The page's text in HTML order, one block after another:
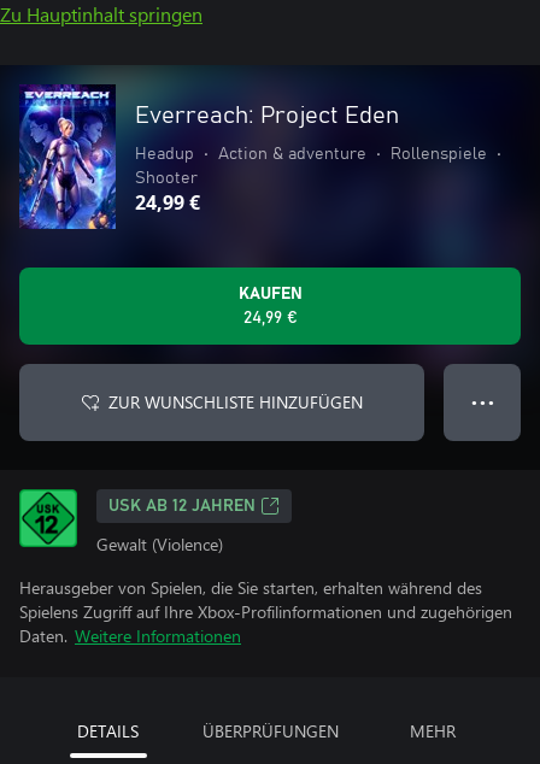
Zu Hauptinhalt springen
Everreach: Project Eden
Headup • Action & adventure • Rollenspiele
•
Shooter
24,99 €
KAUFEN
24,99 €
ZUR WUNSCHLISTE HINZUFÜGEN ● ● ●
USK AB 12 JAHREN
Gewalt (Violence)
Herausgeber von Spielen, die Sie starten, erhalten während des
Spielens Zugriff auf Ihre Xbox-Profilinformationen und zugehörigen
Daten. Weitere Informationen
DETAILS ÜBERPRÜFUNGEN MEHR